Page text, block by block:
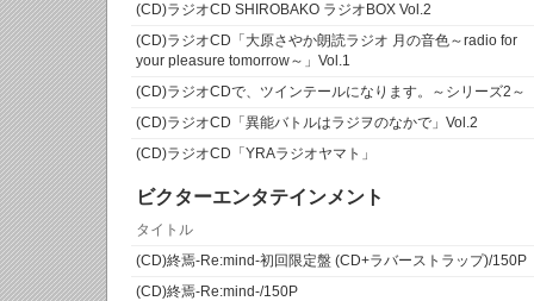
(CD)ラジオCD SHIROBAKO ラジオBOX Vol.2
(CD)ラジオCD「大原さやか朗読ラジオ 月の音色～radio for
your pleasure tomorrow～」Vol.1
(CD)ラジオCDで、ツインテールになります。～シリーズ2～
(CD)ラジオCD「異能バトルはラジヲのなかで」Vol.2
(CD)ラジオCD「YRAラジオヤマト」
ビクターエンタテインメント
タイトル
(CD)終焉-Re:mind-初回限定盤 (CD+ラバーストラップ)/150P
(CD)終焉-Re:mind-/150P